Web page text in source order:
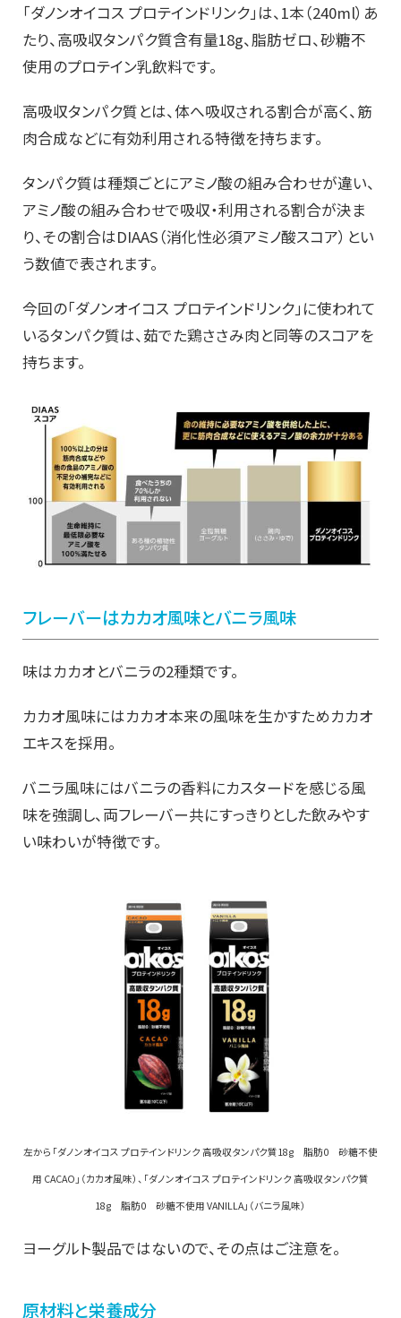
「ダノンオイコス プロテインドリンク」は、1本（240ml）あ
たり、 高吸収タンパク質含有量18g、 脂肪ゼロ、砂糖不
使用のプロテイン乳飲料です。
高吸収タンパク質とは、体へ吸収される割合が高く、筋
肉合成などに有効利用される特徴を持ちます。
タンパク質は種類ごとにアミノ酸の組み合わせが違い、
アミノ酸の組み合わせで吸収・利用される割合が決ま
り、その割合はDIAAS（消化性必須アミノ酸スコア） とい
う数値で表されます。
今回の「ダノンオイコス プロテインドリンク」に使われて
いるタンパク質は、 茹でた鶏ささみ肉と同等のスコアを
持ちます。
フレーバーはカカオ風味とバニラ風味
味はカカオとバニラの2種類です。
カカオ風味にはカカオ本来の風味を生かすためカカオ
エキスを採用。
バニラ風味にはバニラの香料にカスタードを感じる風
味を強調し、 両フレーバー共にすっきりとした飲みやす
い味わいが特徴です。
左から「ダノンオイコス プロテインドリンク 高吸収タンパク質18g 脂肪0 砂糖不使
用 CACAO」（カカオ風味）、「ダノンオイコス プロテインドリンク 高吸収タンパク質
18g 脂肪0 砂糖不使用 VANILLA」（バニラ風味）
ヨーグルト製品ではないので、その点はご注意を。
原材料と栄養成分